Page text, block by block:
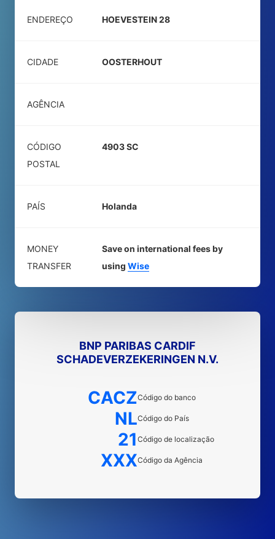
ENDEREÇO HOEVESTEIN 28
CIDADE OOSTERHOUT
AGÊNCIA
CÓDIGO
POSTAL
4903 SC
PAÍS Holanda
MONEY
TRANSFER
Save on international fees by
using Wise
BNP PARIBAS CARDIF
SCHADEVERZEKERINGEN N.V.
CACZCódigo do banco
NLCódigo do País
21 Código de localização
XXXCódigo da Agência